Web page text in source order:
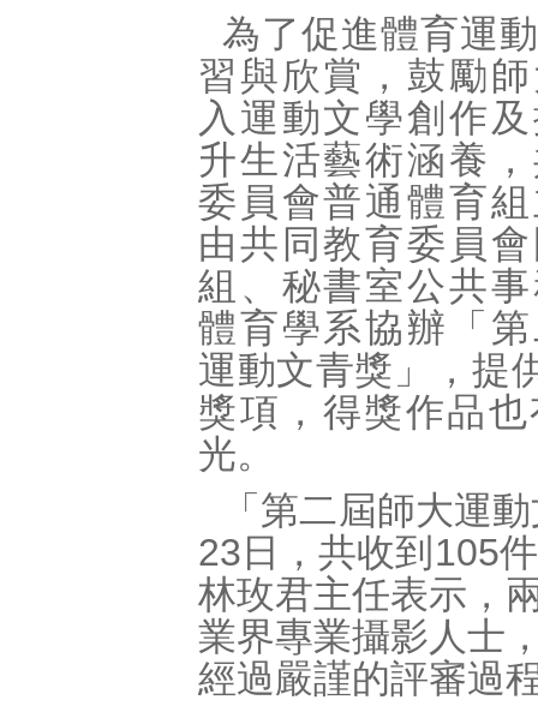
為了促進體育運
習與欣賞，鼓勵
入運動文學創作
升生活藝術涵養
委員會普通體育
由共同教育委員
組、秘書室公共
體育學系協辦「
運動文青獎」，提
獎項，得獎作品
光。
「第二屆師大運
23日，共收到105
林玫君主任表示，
業界專業攝影人士
經過嚴謹的評審過